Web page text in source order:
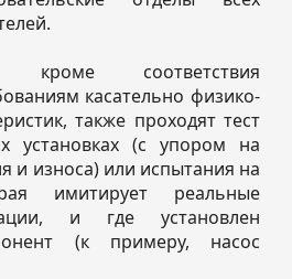
соответствия
касательно физико-
также проходят тест
установках (с упором на
и износа) или испытания на
имитирует реальные
и где установлен
(к примеру, насос